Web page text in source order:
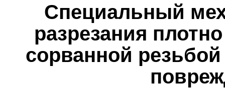
Специальный
разрезания
сорванной резьбой